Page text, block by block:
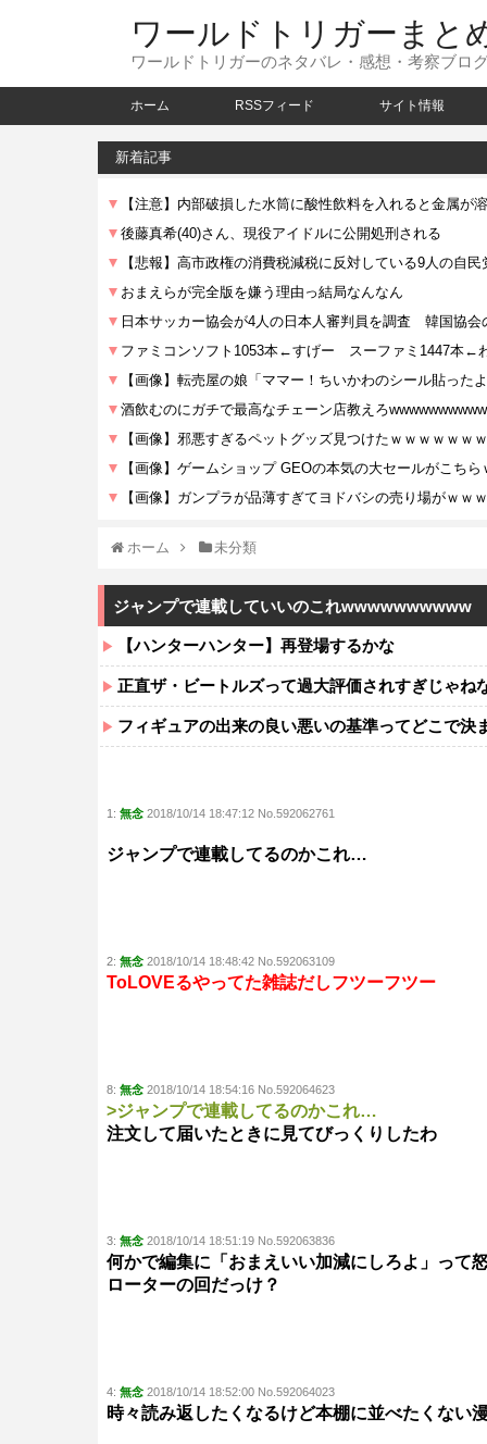
ワールドトリガーまと
ワールドトリガーのネタバレ・感想・考察ブロ
ホーム RSSフィード サイト情報
新着記事
ホーム 未分類
ジャンプで連載していいのこれwwwwwwwwww
【ハンターハンター】再登場するかな
正直ザ・ビートルズって過大評価されすぎじゃね
フィギュアの出来の良い悪いの基準ってどこで決
1: 無念 2018/10/14 18:47:12 No.592062761
ジャンプで連載してるのかこれ…
2: 無念 2018/10/14 18:48:42 No.592063109
ToLOVEるやってた雑誌だしフツーフツー
8: 無念 2018/10/14 18:54:16 No.592064623
>ジャンプで連載してるのかこれ…
注文して届いたときに見てびっくりしたわ
3: 無念 2018/10/14 18:51:19 No.592063836
何かで編集に「おまえいい加減にしろよ」って
ローターの回だっけ？
4: 無念 2018/10/14 18:52:00 No.592064023
時々読み返したくなるけど本棚に並べたくない